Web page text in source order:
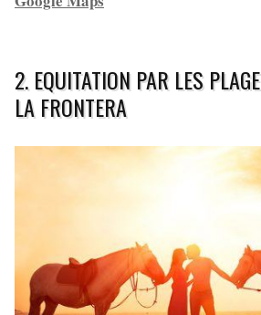
2. EQUITATION PAR LES
LA FRONTERA